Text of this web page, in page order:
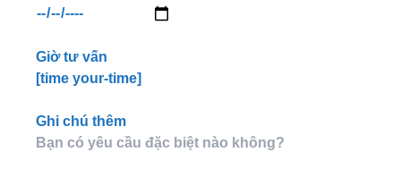
Giờ tư vấn
[time your-time]
Ghi chú thêm